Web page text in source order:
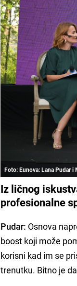
Foto: Eunova: Lana Pudar i
Iz ličnog
profesionalne
Pudar: Osnova
boost koji može
korisni kad im se
trenutku. Bitno je